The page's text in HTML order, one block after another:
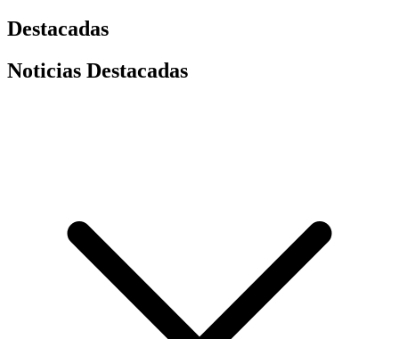
Destacadas
Noticias Destacadas